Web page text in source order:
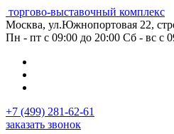
торгово-выставочный комплекс
Москва, ул.Южнопортовая 22,
Пн - пт с 09:00 до 20:00 Сб - вс с
+7 (499) 281-62-61
заказать звонок